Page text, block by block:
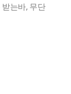
는바, 무단